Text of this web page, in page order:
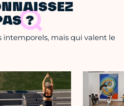
?
intemporels, mais qui valent le